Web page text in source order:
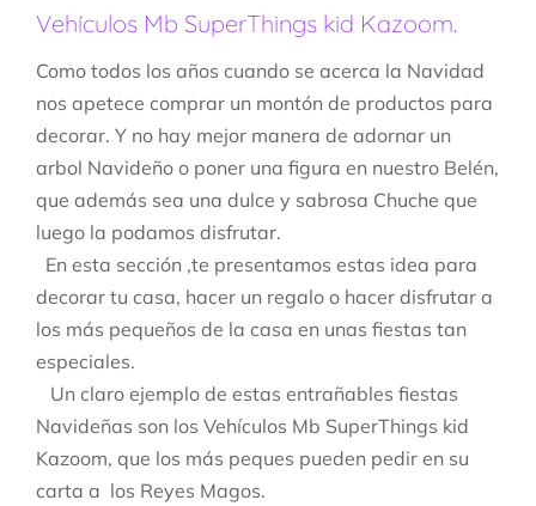
Vehículos Mb SuperThings kid Kazoom.
Como todos los años cuando se acerca la Navidad
nos apetece comprar un montón de productos para
decorar. Y no hay mejor manera de adornar un
arbol Navideño o poner una figura en nuestro Belén,
que además sea una dulce y sabrosa Chuche que
luego la podamos disfrutar.
En esta sección ,te presentamos estas idea para
decorar tu casa, hacer un regalo o hacer disfrutar a
los más pequeños de la casa en unas fiestas tan
especiales.
Un claro ejemplo de estas entrañables fiestas
Navideñas son los Vehículos Mb SuperThings kid
Kazoom, que los más peques pueden pedir en su
carta a los Reyes Magos.